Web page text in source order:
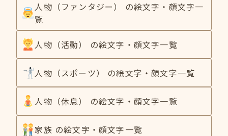
人物（ファンタジー） の絵文字・顔文字一
覧
人物（活動） の絵文字・顔文字一覧
人物（スポーツ） の絵文字・顔文字一覧
人物（休息） の絵文字・顔文字一覧
家族 の絵文字・顔文字一覧